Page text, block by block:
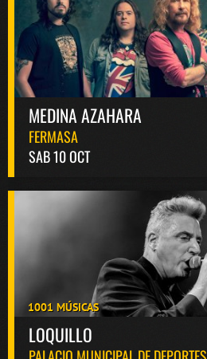
MEDINA AZAHARA
FERMASA
SAB 10 OCT
1001 MÚSICAS
LOQUILLO